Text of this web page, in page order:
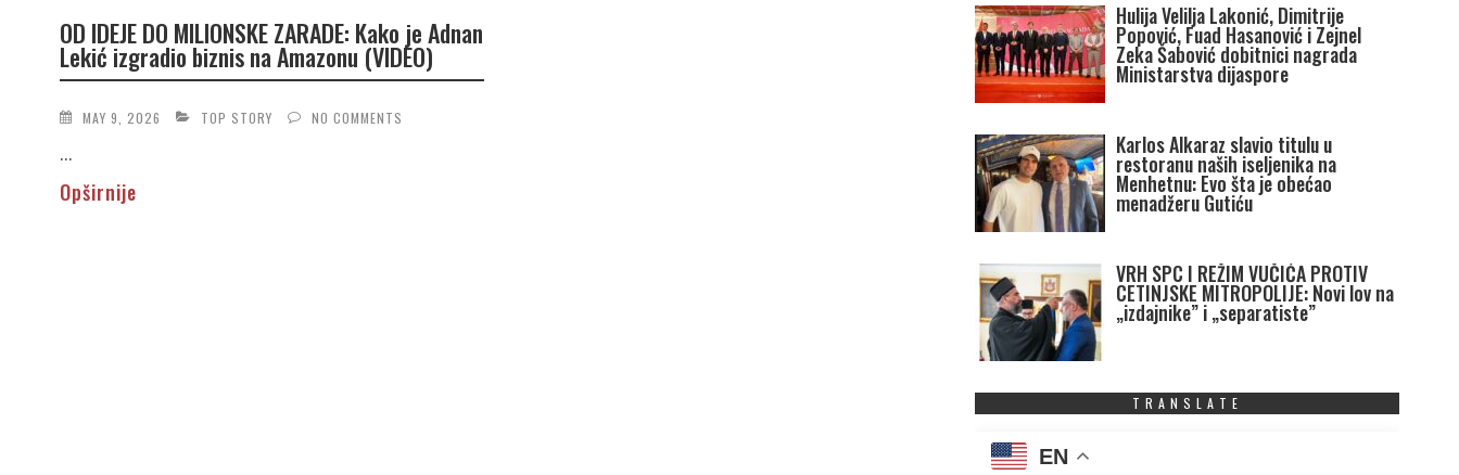
OD IDEJE DO MILIONSKE ZARADE: Kako je Adnan
Lekić izgradio biznis na Amazonu (VIDEO)
MAY 9, 2026 TOP STORY NO COMMENTS
...
Opširnije
Hulija Velilja Lakonić, Dimitrije
Popović, Fuad Hasanović i Zejnel
Zeka Šabović dobitnici nagrada
Ministarstva dijaspore
Karlos Alkaraz slavio titulu u
restoranu naših iseljenika na
Menhetnu: Evo šta je obećao
menadžeru Gutiću
VRH SPC I REŽIM VUČIĆA PROTIV
CETINJSKE MITROPOLIJE: Novi lov na
„izdajnike” i „separatiste”
TRANSLATE
EN